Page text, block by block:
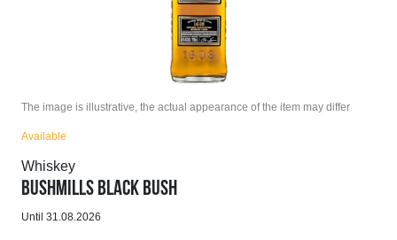
The image is illustrative, the actual appearance of the item may differ
Available
Whiskey
BUSHMILLS BLACK BUSH
Until 31.08.2026